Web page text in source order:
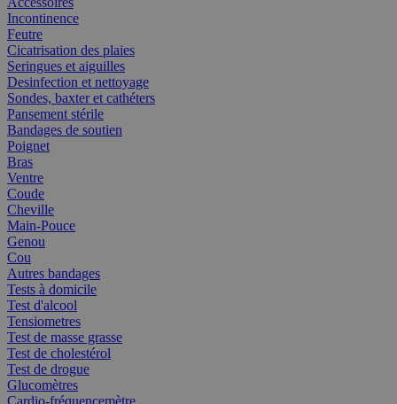
Incontinence
Feutre
Cicatrisation des plaies
Seringues et aiguilles
Desinfection et nettoyage
Sondes, baxter et cathéters
Pansement stérile
Bandages de soutien
Poignet
Bras
Ventre
Coude
Cheville
Main-Pouce
Genou
Cou
Autres bandages
Tests à domicile
Test d'alcool
Tensiometres
Test de masse grasse
Test de cholestérol
Test de drogue
Glucomètres